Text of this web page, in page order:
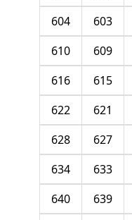
603
604
609
610
615
616
621
622
627
628
633
634
639
640